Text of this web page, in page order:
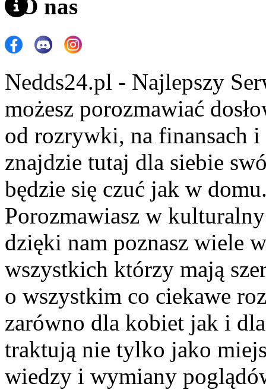
O nas
Nedds24.pl - Najlepszy
możesz porozmawiać
od rozrywki, na finansach
znajdzie tutaj dla siebie
będzie się czuć jak w
Porozmawiasz w
dzięki nam poznasz wiele
wszystkich którzy mają
o wszystkim co ciekawe
zarówno dla kobiet jak i
traktują nie tylko jako
wiedzy i wymiany